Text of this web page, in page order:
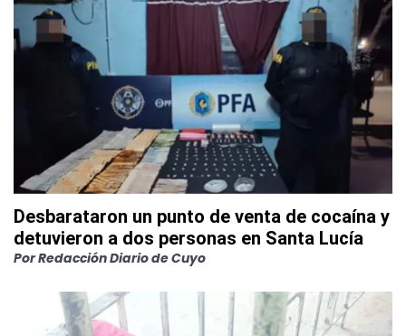
Desbarataron un punto de venta de cocaína y
detuvieron a dos personas en Santa Lucía
PorRedacción Diario de Cuyo